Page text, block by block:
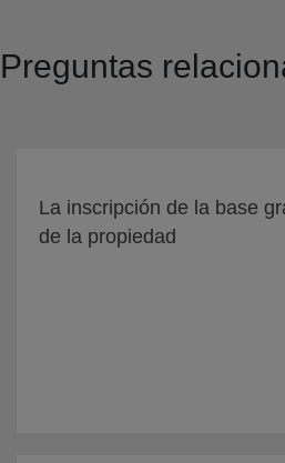
Preguntas
La inscripción de la base
de la propiedad